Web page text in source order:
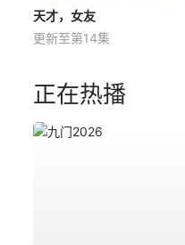
天才，女友
更新至第14集
正在热播